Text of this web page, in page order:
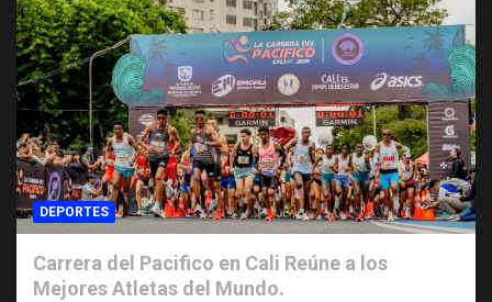
DEPORTES
Carrera del Pacifico en Cali Reúne a los
Mejores Atletas del Mundo.